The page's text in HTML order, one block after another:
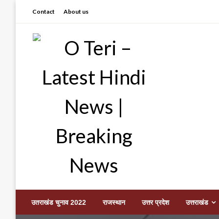
Contact About us
O Teri – Latest Hindi
उतराखंड चुनाव 2022 राजस्थान उत्तर प्रदेश उत्तराखंड